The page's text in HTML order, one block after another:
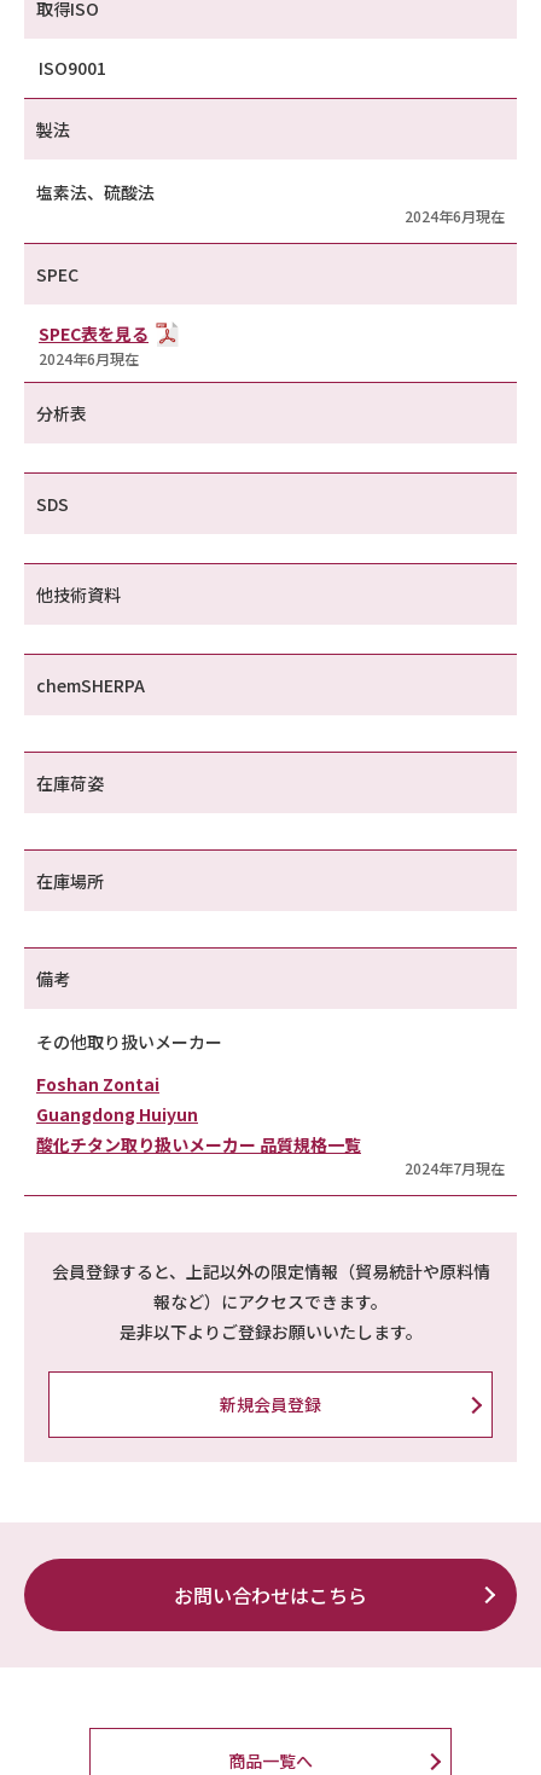
取得ISO
ISO9001
製法
塩素法、硫酸法
2024年6月現在
SPEC
SPEC表を見る
2024年6月現在
分析表
SDS
他技術資料
chemSHERPA
在庫荷姿
在庫場所
備考
その他取り扱いメーカー
Foshan Zontai
Guangdong Huiyun
酸化チタン取り扱いメーカー 品質規格一覧
2024年7月現在
会員登録すると、上記以外の限定情報（貿易統計や原料情
報など）にアクセスできます。
是非以下よりご登録お願いいたします。
新規会員登録
お問い合わせはこちら
商品一覧へ